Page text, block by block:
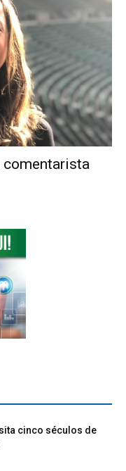
comentarista
cinco séculos de